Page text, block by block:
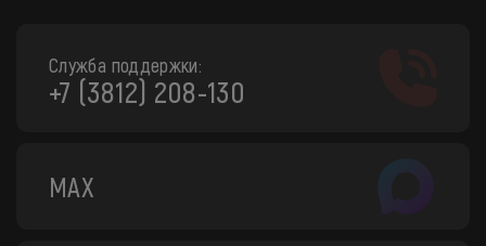
Служба поддержки:
+7 (3812) 208-130
MAX